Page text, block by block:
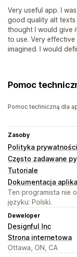
Very useful app. I
good quality alt texts
thought I would give
to use. Very effective
imagined. I would
Pomoc
Pomoc techniczną dla
Zasoby
Polityka prywatności
Często zadawane
Tutoriale
Dokumentacja
Ten programista nie
języku: Polski.
Deweloper
Designful Inc
Strona internetowa
Ottawa, ON, CA